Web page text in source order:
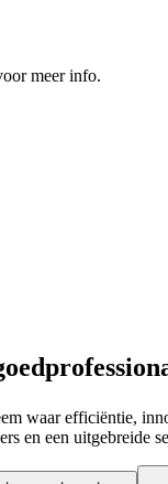
meer info.
waar efficiëntie,
en een uitgebreide